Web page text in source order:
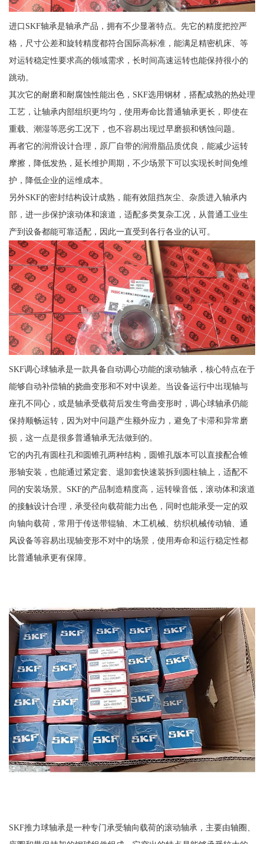
进口SKF轴承是轴承产品，拥有不少显著特点。先它的精度把控严
格，尺寸公差和旋转精度都符合国际高标准，能满足精密机床、等
对运转稳定性要求高的领域需求，长时间高速运转也能保持很小的
跳动。
其次它的耐磨和耐腐蚀性能出色，SKF选用钢材，搭配成熟的热处理
工艺，让轴承内部组织更均匀，使用寿命比普通轴承更长，即使在
重载、潮湿等恶劣工况下，也不容易出现过早磨损和锈蚀问题。
再者它的润滑设计合理，原厂自带的润滑脂品质优良，能减少运转
摩擦，降低发热，延长维护周期，不少场景下可以实现长时间免维
护，降低企业的运维成本。
另外SKF的密封结构设计成熟，能有效阻挡灰尘、杂质进入轴承内
部，进一步保护滚动体和滚道，适配多类复杂工况，从普通工业生
产到设备都能可靠适配，因此一直受到各行各业的认可。
SKF调心球轴承是一款具备自动调心功能的滚动轴承，核心特点在于
能够自动补偿轴的挠曲变形和不对中误差。当设备运行中出现轴与
座孔不同心，或是轴承受载荷后发生弯曲变形时，调心球轴承仍能
保持顺畅运转，因为对中问题产生额外应力，避免了卡滞和异常磨
损，这一点是很多普通轴承无法做到的。
它的内孔有圆柱孔和圆锥孔两种结构，圆锥孔版本可以直接配合锥
形轴安装，也能通过紧定套、退卸套快速装拆到圆柱轴上，适配不
同的安装场景。SKF的产品制造精度高，运转噪音低，滚动体和滚道
的接触设计合理，承受径向载荷能力出色，同时也能承受一定的双
向轴向载荷，常用于传送带辊轴、木工机械、纺织机械传动轴、通
风设备等容易出现轴变形不对中的场景，使用寿命和运行稳定性都
比普通轴承更有保障。
SKF推力球轴承是一种专门承受轴向载荷的滚动轴承，主要由轴圈、